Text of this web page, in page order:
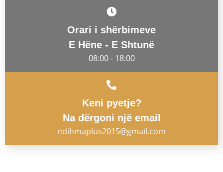
Orari i shërbimeve
E Hëne - E Shtunë
08:00 - 18:00
Keni pyetje?
Na dërgoni një email
ndihmaplus2015@gmail.com